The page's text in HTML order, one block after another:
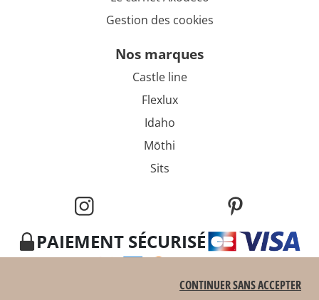
Gestion des cookies
nos marques
Castle line
Flexlux
Idaho
Mōthi
Sits
PAIEMENT SÉCURISÉ
CONTINUER SANS ACCEPTER